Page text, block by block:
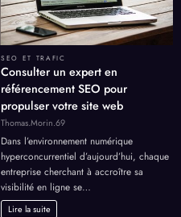
SEO ET TRAFIC
Consulter un expert en
référencement SEO pour
propulser votre site web
Thomas.Morin.69
Dans l’environnement numérique
hyperconcurrentiel d’aujourd’hui, chaque
entreprise cherchant à accroître sa
visibilité en ligne se…
Lire la suite